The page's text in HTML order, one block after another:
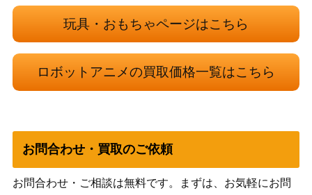
ダイ
コーンガンダム2号機 バンシィ・ノルン(最
ダイ
10,000
玩具・おもちゃページはこちら
ロボットアニメの買取価格一覧はこちら
お問合わせ・買取のご依頼
お問合わせ・ご相談は無料です。まずは、お気軽にお問